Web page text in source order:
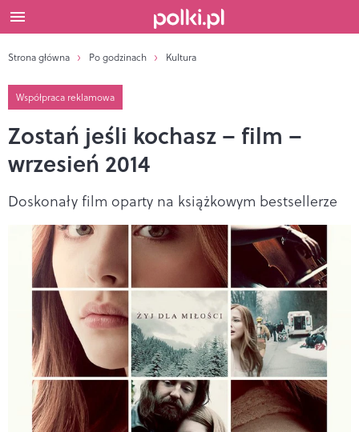
Strona główna Po godzinach Kultura
Współpraca reklamowa
Zostań jeśli kochasz – film –
wrzesień 2014
Doskonały film oparty na książkowym bestsellerze